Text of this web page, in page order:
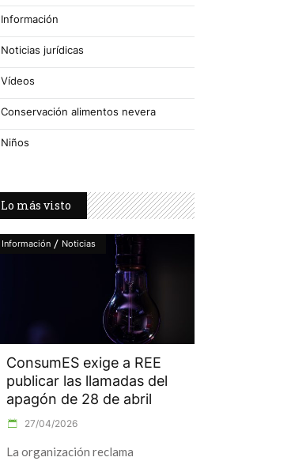
Información
Noticias jurídicas
Vídeos
Conservación alimentos nevera
Niños
Lo más visto
Información / Noticias
ConsumES exige a REE
publicar las llamadas del
apagón de 28 de abril
27/04/2026
La organización reclama